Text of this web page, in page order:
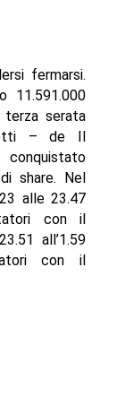
fermarsi.
11.591.000
serata
– de Il
share. Nel
alle 23.47
con il
all’1.59
con il